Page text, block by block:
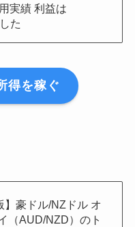
¥11,675,410
¥12,175,375
¥14,311,250
実績 利益は
た
得を稼ぐ
】豪ドル/NZドル オ
（AUD/NZD）のト